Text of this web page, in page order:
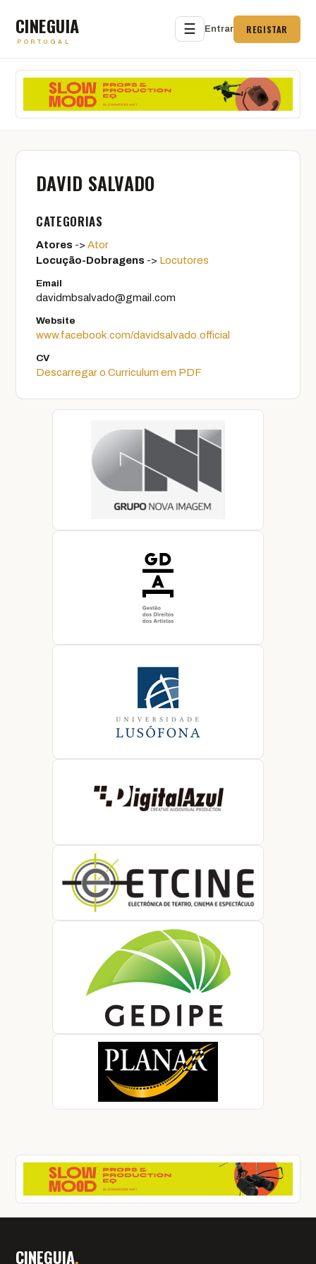
CINEGUIA
PORTUGAL
☰ Entrar REGISTAR
DAVID SALVADO
CATEGORIAS
Atores -> Ator
Locução-Dobragens -> Locutores
Email
davidmbsalvado@gmail.com
Website
www.facebook.com/davidsalvado.official
CV
Descarregar o Curriculum em PDF
CINEGUIA.